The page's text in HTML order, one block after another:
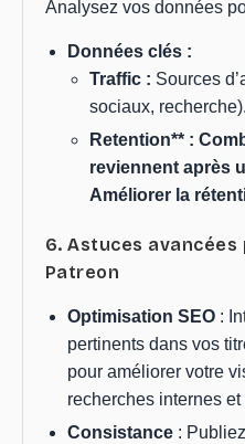
Analysez vos données
Données clés :
Traffic : Sources
sociaux, recherche).
Retention** :
reviennent après
Améliorer la
6. Astuces
Patreon
Optimisation SEO :
pertinents dans vos
pour améliorer votre
recherches internes et
Consistance :